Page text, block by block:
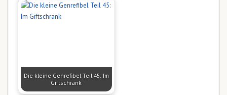
Die kleine Genrefibel Teil 45: Im
Giftschrank